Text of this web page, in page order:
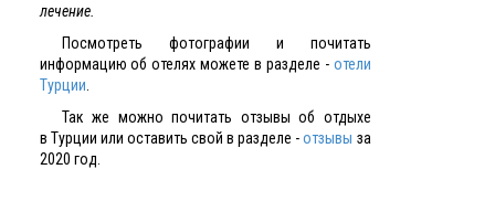
лечение.
Посмотреть фотографии и почитать
информацию об отелях можете в разделе - отели
Турции
Так же можно почитать отзывы об отдыхе
в Турции или оставить свой в разделе -отзывы за
2020 год.